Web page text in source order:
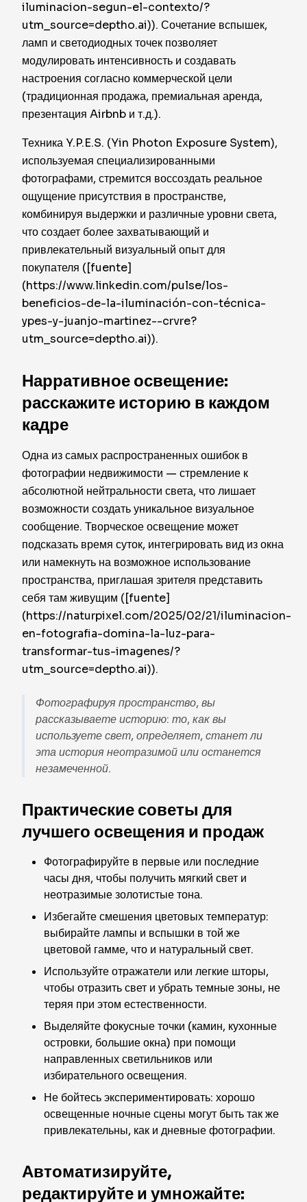
iluminacion-segun-el-contexto/?
utm_source=deptho.ai)). Сочетание вспышек,
ламп и светодиодных точек позволяет
модулировать интенсивность и создавать
настроения согласно коммерческой цели
(традиционная продажа, премиальная аренда,
презентация Airbnb и т.д.).
Техника Y.P.E.S. (Yin Photon Exposure System),
используемая специализированными
фотографами, стремится воссоздать реальное
ощущение присутствия в пространстве,
комбинируя выдержки и различные уровни света,
что создает более захватывающий и
привлекательный визуальный опыт для
покупателя ([fuente]
(https://www.linkedin.com/pulse/los-
beneficios-de-la-iluminación-con-técnica-
ypes-y-juanjo-martinez--crvre?
utm_source=deptho.ai)).
Нарративное освещение:
расскажите историю в каждом
кадре
Одна из самых распространенных ошибок в
фотографии недвижимости — стремление к
абсолютной нейтральности света, что лишает
возможности создать уникальное визуальное
сообщение. Творческое освещение может
подсказать время суток, интегрировать вид из окна
или намекнуть на возможное использование
пространства, приглашая зрителя представить
себя там живущим ([fuente]
(https://naturpixel.com/2025/02/21/iluminacion-
en-fotografia-domina-la-luz-para-
transformar-tus-imagenes/?
utm_source=deptho.ai)).
Фотографируя пространство, вы
рассказываете историю: то, как вы
используете свет, определяет, станет ли
эта история неотразимой или останется
незамеченной.
Практические советы для
лучшего освещения и продаж
Фотографируйте в первые или последние
часы дня, чтобы получить мягкий свет и
неотразимые золотистые тона.
Избегайте смешения цветовых температур:
выбирайте лампы и вспышки в той же
цветовой гамме, что и натуральный свет.
Используйте отражатели или легкие шторы,
чтобы отразить свет и убрать темные зоны, не
теряя при этом естественности.
Выделяйте фокусные точки (камин, кухонные
островки, большие окна) при помощи
направленных светильников или
избирательного освещения.
Не бойтесь экспериментировать: хорошо
освещенные ночные сцены могут быть так же
привлекательны, как и дневные фотографии.
Автоматизируйте,
редактируйте и умножайте: